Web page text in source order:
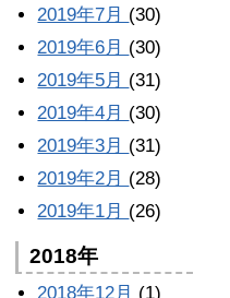
2019年7月 (30)
2019年6月 (30)
2019年5月 (31)
2019年4月 (30)
2019年3月 (31)
2019年2月 (28)
2019年1月 (26)
2018年
2018年12月 (1)